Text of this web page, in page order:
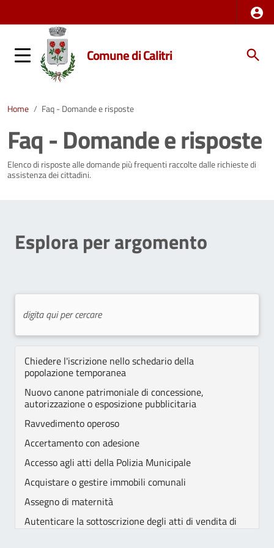
Comune di Calitri
Home / Faq - Domande e risposte
Faq - Domande e risposte
Elenco di risposte alle domande più frequenti raccolte dalle richieste di
assistenza dei cittadini.
Esplora per argomento
Chiedere l'iscrizione nello schedario della
popolazione temporanea
Nuovo canone patrimoniale di concessione,
autorizzazione o esposizione pubblicitaria
Ravvedimento operoso
Accertamento con adesione
Accesso agli atti della Polizia Municipale
Acquistare o gestire immobili comunali
Assegno di maternità
Autenticare la sottoscrizione degli atti di vendita di